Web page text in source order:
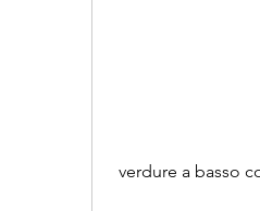
verdure a basso